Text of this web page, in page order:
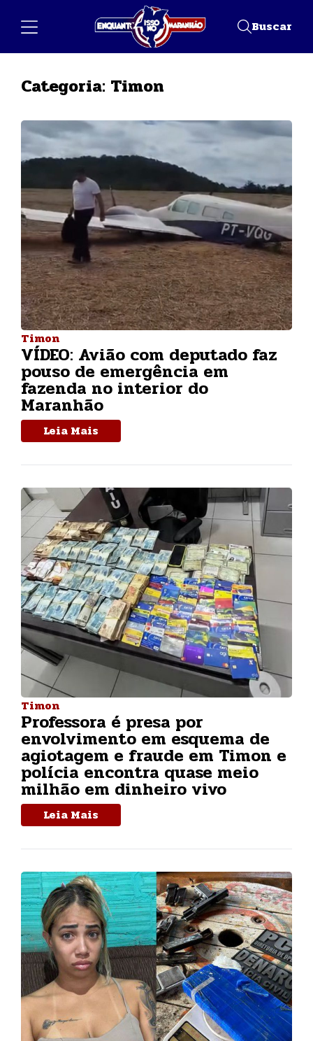
Buscar
Categoria: Timon
Timon
VÍDEO: Avião com deputado faz
pouso de emergência em
fazenda no interior do
Maranhão
Leia Mais
Timon
Professora é presa por
envolvimento em esquema de
agiotagem e fraude em Timon e
polícia encontra quase meio
milhão em dinheiro vivo
Leia Mais